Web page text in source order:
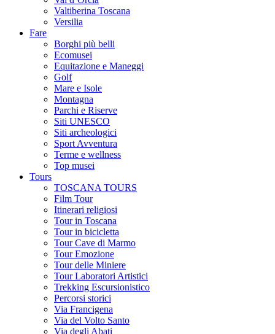
Valtiberina Toscana
Versilia
Fare
Borghi più belli
Ecomusei
Equitazione e Maneggi
Golf
Mare e Isole
Montagna
Parchi e Riserve
Siti UNESCO
Siti archeologici
Sport Avventura
Terme e wellness
Top musei
Tours
TOSCANA TOURS
Film Tour
Itinerari religiosi
Tour in Toscana
Tour in bicicletta
Tour Cave di Marmo
Tour Emozione
Tour delle Miniere
Tour Laboratori Artistici
Trekking Escursionistico
Percorsi storici
Via Francigena
Via del Volto Santo
Via degli Abati